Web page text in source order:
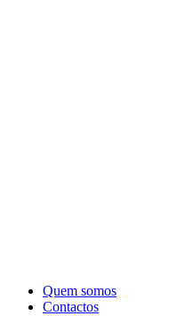
Quem somos
Contactos